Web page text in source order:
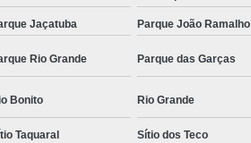
Jaçatuba Parque João Ramalho
Rio Grande Parque das Garças
Bonito Rio Grande
Taquaral Sítio dos Teco